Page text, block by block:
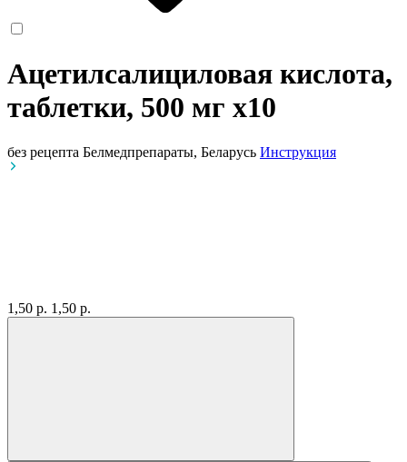
Ацетилсалициловая кислота,
таблетки, 500 мг x10
без рецепта Белмедпрепараты, Беларусь Инструкция
1,50 р. 1,50 р.